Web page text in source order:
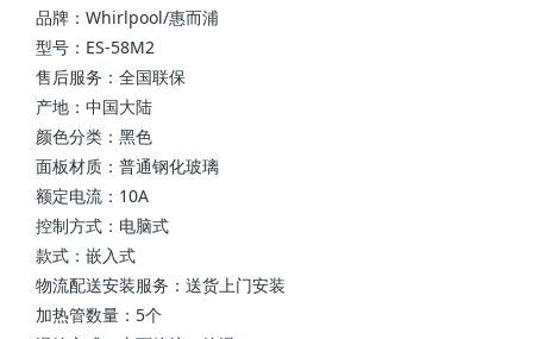
品牌：Whirlpool/惠而浦
型号：ES-58M2
售后服务：全国联保
产地：中国大陆
颜色分类：黑色
面板材质：普通钢化玻璃
额定电流：10A
控制方式：电脑式
款式：嵌入式
物流配送安装服务：送货上门安装
加热管数量：5个